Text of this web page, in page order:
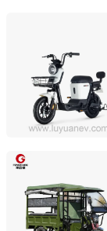
Zhejiang
Zhejiang,
Xuzhou Fengtou
Jiangsu,